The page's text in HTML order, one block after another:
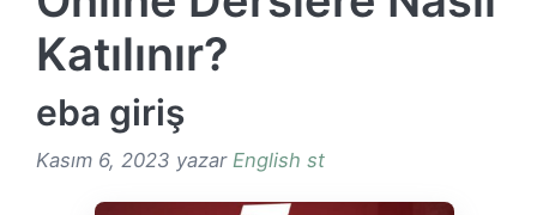
Katılınır?
eba giriş
Kasım 6, 2023 yazar English st